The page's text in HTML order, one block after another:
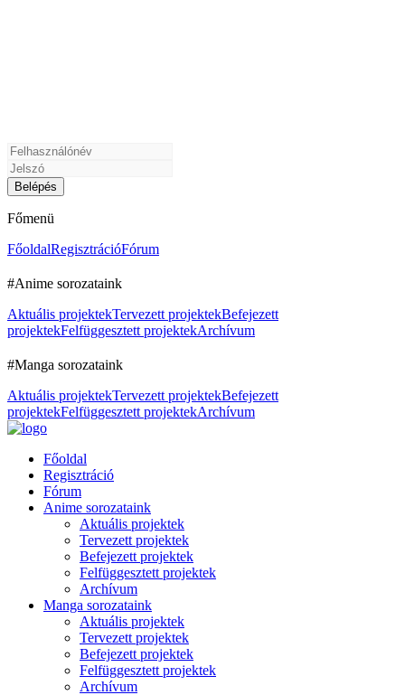
Főmenü
FőoldalRegisztrációFórum
#Anime sorozataink
Aktuális projektekTervezett projektekBefejezett
projektekFelfüggesztett projektekArchívum
#Manga sorozataink
Aktuális projektekTervezett projektekBefejezett
projektekFelfüggesztett projektekArchívum
Főoldal
Regisztráció
Fórum
Anime sorozataink
Aktuális projektek
Tervezett projektek
Befejezett projektek
Felfüggesztett projektek
Archívum
Manga sorozataink
Aktuális projektek
Tervezett projektek
Befejezett projektek
Felfüggesztett projektek
Archívum